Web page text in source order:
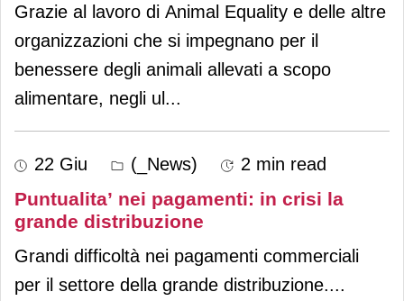
Grazie al lavoro di Animal Equality e delle altre
organizzazioni che si impegnano per il
benessere degli animali allevati a scopo
alimentare, negli ul ...
22 Giu (_News) 2 min read
Puntualita’ nei pagamenti: in crisi la
grande distribuzione
Grandi difficoltà nei pagamenti commerciali
per il settore della grande distribuzione....